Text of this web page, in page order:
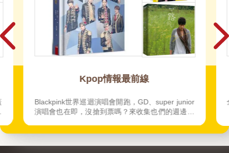
Kpop情報最前線
Blackpink世界巡迴演唱會開跑，GD、super junior
演唱會也在即，沒搶到票嗎？來收集也們的週邊撫